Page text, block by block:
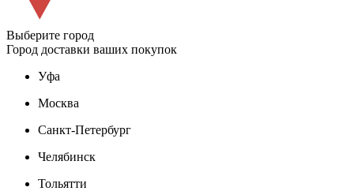
Выберите город
Город доставки ваших покупок
Уфа
Москва
Санкт-Петербург
Челябинск
Тольятти